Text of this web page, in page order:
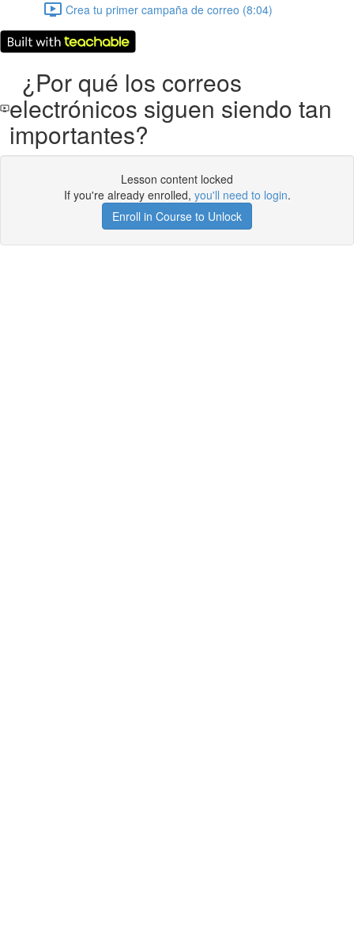
Crea tu primer campaña de correo (8:04)
¿Por qué los correos
electrónicos siguen siendo tan
importantes?
Lesson content locked
If you're already enrolled, you'll need to login.
Enroll in Course to Unlock